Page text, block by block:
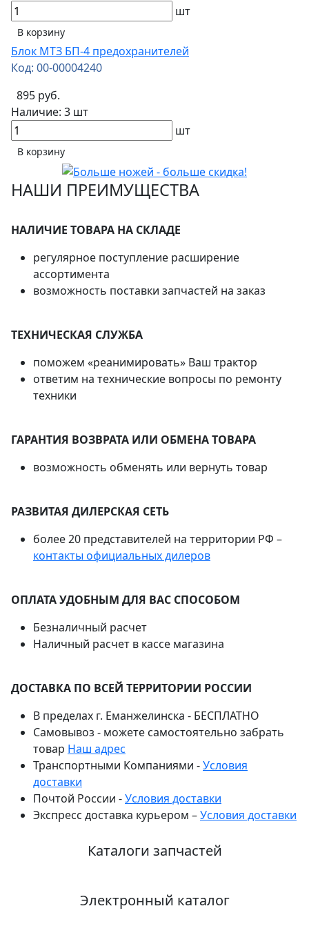
шт
В корзину
Блок МТЗ БП-4 предохранителей
Код: 00-00004240
895 руб.
Наличие: 3 шт
шт
В корзину
НАШИ ПРЕИМУЩЕСТВА
НАЛИЧИЕ ТОВАРА НА СКЛАДЕ
регулярное поступление расширение
ассортимента
возможность поставки запчастей на заказ
ТЕХНИЧЕСКАЯ СЛУЖБА
поможем «реанимировать» Ваш трактор
ответим на технические вопросы по ремонту
техники
ГАРАНТИЯ ВОЗВРАТА ИЛИ ОБМЕНА ТОВАРА
возможность обменять или вернуть товар
РАЗВИТАЯ ДИЛЕРСКАЯ СЕТЬ
более 20 представителей на территории РФ –
контакты официальных дилеров
ОПЛАТА УДОБНЫМ ДЛЯ ВАС СПОСОБОМ
Безналичный расчет
Наличный расчет в кассе магазина
ДОСТАВКА ПО ВСЕЙ ТЕРРИТОРИИ РОССИИ
В пределах г. Еманжелинска - БЕСПЛАТНО
Самовывоз - можете самостоятельно забрать
товар Наш адрес
Транспортными Компаниями -Условия
доставки
Почтой России -Условия доставки
Экспресс доставка курьером –Условия доставки
Каталоги запчастей
Электронный каталог